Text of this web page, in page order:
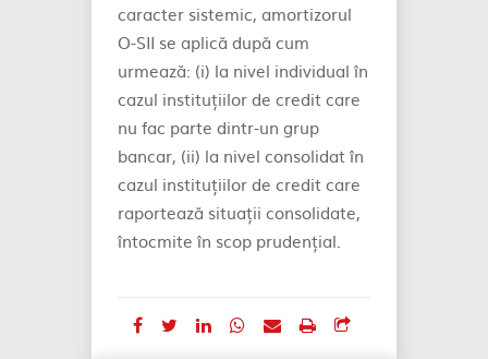
caracter sistemic, amortizorul
O-SII se aplică după cum
urmează: (i) la nivel individual în
cazul instituțiilor de credit care
nu fac parte dintr-un grup
bancar, (ii) la nivel consolidat în
cazul instituțiilor de credit care
raportează situații consolidate,
întocmite în scop prudențial.